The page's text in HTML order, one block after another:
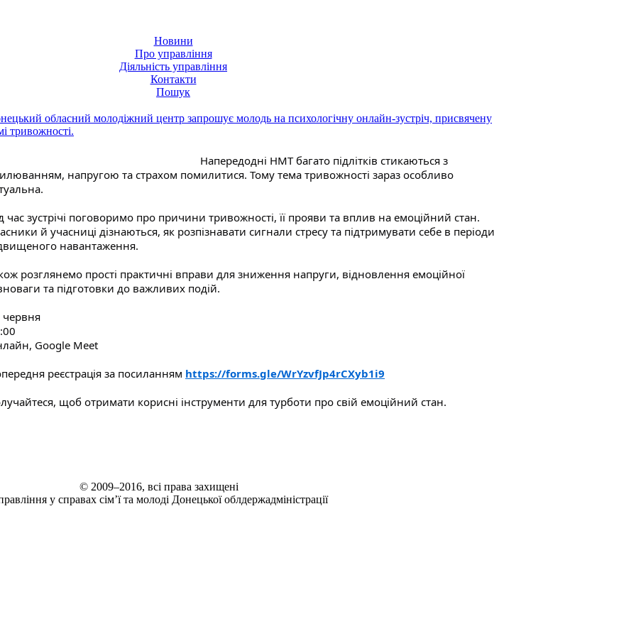
Новини
Про управління
Діяльність управління
Контакти
Пошук
обласний молодіжний центр запрошує молодь на психологічну онлайн-зустріч, присвячену
тривожності.
Напередодні НМТ багато підлітків стикаються з
напругою та страхом помилитися. Тому тема тривожності зараз особливо
час зустрічі поговоримо про причини тривожності, її прояви та вплив на емоційний стан.
й учасниці дізнаються, як розпізнавати сигнали стресу та підтримувати себе в періоди
навантаження.
розглянемо прості практичні вправи для зниження напруги, відновлення емоційної
та підготовки до важливих подій.
червня
Google Meet
реєстрація за посиланням https://forms.gle/WrYzvfJp4rCXyb1i9
щоб отримати корисні інструменти для турботи про свій емоційний стан.
© 2009–2016, всі права захищені
у справах сім’ї та молоді Донецької облдержадміністрації